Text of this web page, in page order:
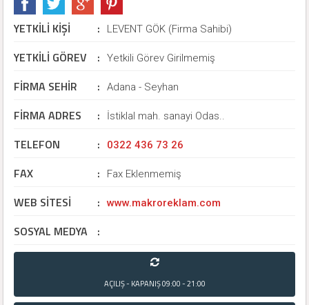
YETKİLİ KİŞİ : LEVENT GÖK (Firma Sahibi)
YETKİLİ GÖREV : Yetkili Görev Girilmemiş
FİRMA SEHİR : Adana - Seyhan
FİRMA ADRES : İstiklal mah. sanayi Odas..
TELEFON : 0322 436 73 26
FAX : Fax Eklenmemiş
WEB SİTESİ : www.makroreklam.com
SOSYAL MEDYA :
AÇILIŞ - KAPANIŞ09:00 - 21:00